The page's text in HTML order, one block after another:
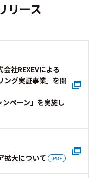
リース
社REXEVによる
ング実証事業」を開
ペーン」を実施し
拡大について